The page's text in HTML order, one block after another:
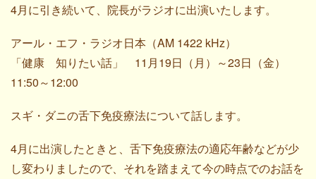
4月に引き続いて、院長がラジオに出演いたします。
アール・エフ・ラジオ日本（AM 1422 kHz）
「健康 知りたい話」 11月19日（月）～23日（金）
11:50～12:00
スギ・ダニの舌下免疫療法について話します。
4月に出演したときと、舌下免疫療法の適応年齢などが少
し変わりましたので、それを踏まえて今の時点でのお話を